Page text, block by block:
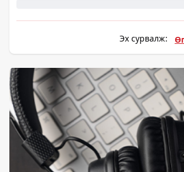
Эх сурвалж: